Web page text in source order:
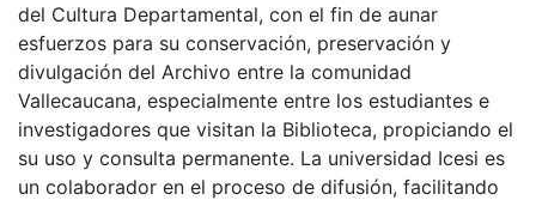
del Cultura Departamental, con el fin de aunar
esfuerzos para su conservación, preservación y
divulgación del Archivo entre la comunidad
Vallecaucana, especialmente entre los estudiantes e
investigadores que visitan la Biblioteca, propiciando el
su uso y consulta permanente. La universidad Icesi es
un colaborador en el proceso de difusión, facilitando